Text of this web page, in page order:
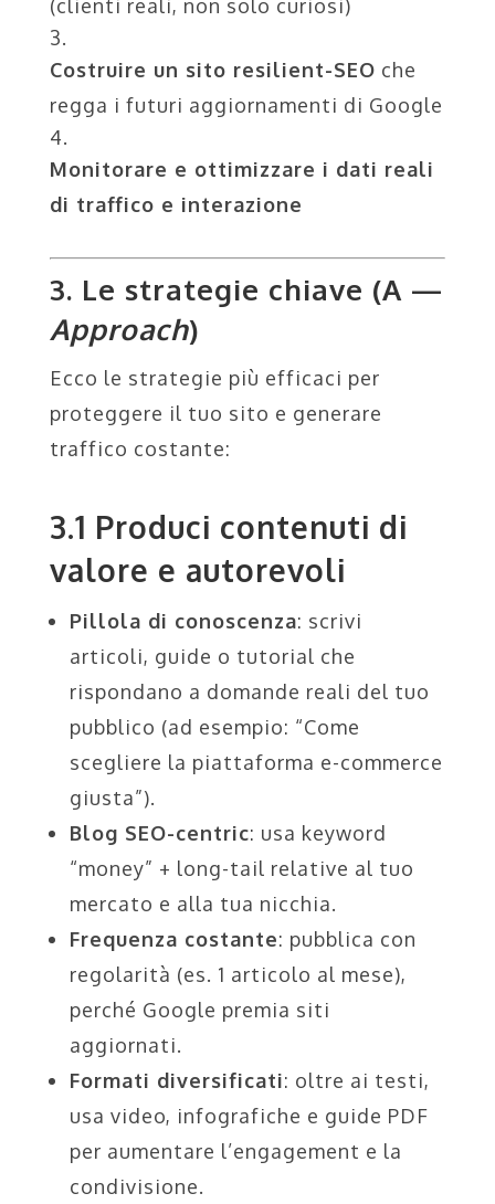
(clienti reali, non solo curiosi)
Costruire un sito resilient-SEO che
regga i futuri aggiornamenti di Google
Monitorare e ottimizzare i dati reali
di traffico e interazione
3. Le strategie chiave (A —
Approach)
Ecco le strategie più efficaci per
proteggere il tuo sito e generare
traffico costante:
3.1 Produci contenuti di
valore e autorevoli
Pillola di conoscenza: scrivi
articoli, guide o tutorial che
rispondano a domande reali del tuo
pubblico (ad esempio: “Come
scegliere la piattaforma e-commerce
giusta”).
Blog SEO-centric: usa keyword
“money” + long-tail relative al tuo
mercato e alla tua nicchia.
Frequenza costante: pubblica con
regolarità (es. 1 articolo al mese),
perché Google premia siti
aggiornati.
Formati diversificati: oltre ai testi,
usa video, infografiche e guide PDF
per aumentare l’engagement e la
condivisione.